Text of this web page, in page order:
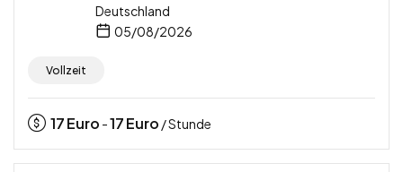
Deutschland
05/08/2026
Vollzeit
17Euro -17Euro / Stunde